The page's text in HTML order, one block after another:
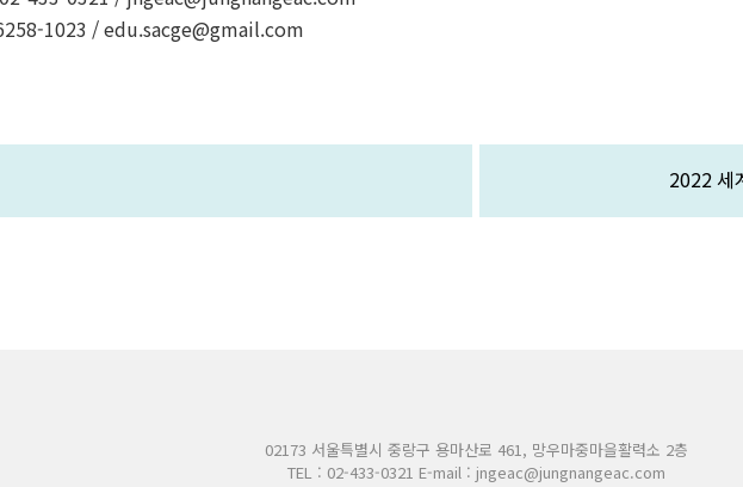
1023 / edu.sacge@gmail.com
2022 세
02173 서울특별시 중랑구 용마산로 461, 망우마중마을활력소 2층
TEL : 02-433-0321 E-mail : jngeac@jungnangeac.com